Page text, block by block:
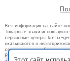
Вся информация на сайте
Товарные знаки
сервисные центры krn.fix-
оказываются в
связаны с
Ремонт осуществляется для